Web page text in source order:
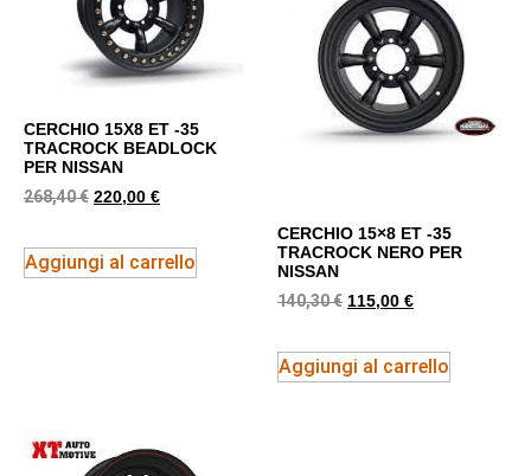
CERCHIO 15X8 ET -35
TRACROCK BEADLOCK
PER NISSAN
268,40€ 220,00 €
Aggiungi al carrello
CERCHIO 15×8 ET -35
TRACROCK NERO PER
NISSAN
140,30€ 115,00 €
Aggiungi al carrello